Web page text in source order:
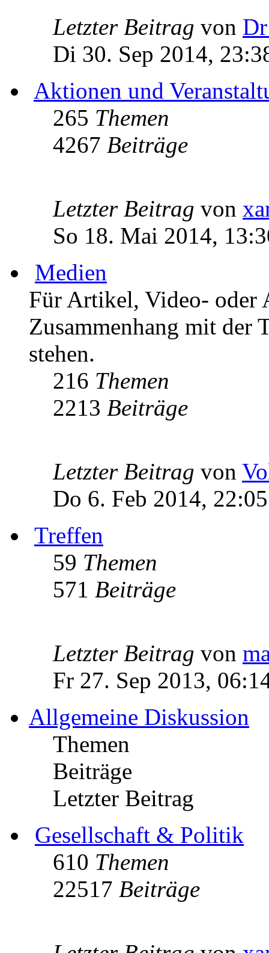
Letzter Beitrag von
Di 30. Sep 2014,
Aktionen und
265 Themen
4267 Beiträge
Letzter Beitrag von
So 18. Mai 2014,
Medien
Für Artikel, Video- oder
Zusammenhang mit der
stehen.
216 Themen
2213 Beiträge
Letzter Beitrag von
Do 6. Feb 2014, 22:05
Treffen
59 Themen
571 Beiträge
Letzter Beitrag von
Fr 27. Sep 2013,
Allgemeine Diskussion
Themen
Beiträge
Letzter Beitrag
Gesellschaft & Politik
610 Themen
22517 Beiträge